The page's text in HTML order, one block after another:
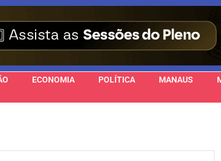
ECONOMIA POLÍTICA MANAUS